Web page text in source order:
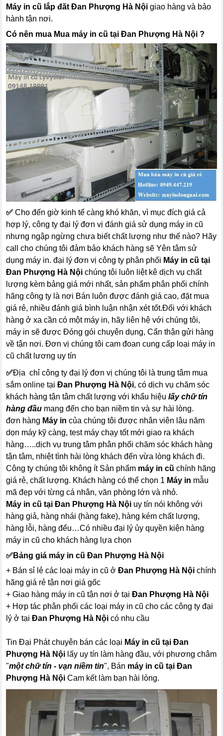
Máy in cũ lắp đăt Đan Phượng Hà Nội giao hàng và bảo
hành tận nơi.
Có nên mua Mua máy in cũ tại Đan Phượng Hà Nội ?
✅ Cho đến giờ kinh tế càng khó khăn, vì mục đích giá cả
hợp lý, công ty đại lý đơn vị đánh giá sử dụng máy in cũ
nhưng ngập ngừng chưa biết chất lượng như thế nào? Hãy
call cho chúng tôi đảm bảo khách hàng sẽ Yên tâm sử
dụng máy in. đại lý đơn vị công ty phân phối Máy in cũ tại
Đan Phượng Hà Nội chúng tôi luôn liệt kê dịch vụ chất
lượng kèm bảng giá mới nhất, sản phẩm phân phối chính
hãng công ty là nơi Bán luôn được đánh giá cao, đặt mua
giá rẻ, nhiều đánh giá bình luận nhận xét tốt.Đối với khách
hàng ở xa cần có một máy in, hãy liên hệ với chúng tôi,
máy in sẽ được Đóng gói chuyên dụng, Cẩn thận gửi hàng
về tận nơi. Đơn vị chúng tôi cam đoan cung cấp loại máy in
cũ chất lương uy tín
✅Địa chỉ công ty đại lý đơn vị chúng tôi là trung tâm mua
sắm online tạiĐan Phượng Hà Nội, có dịch vụ chăm sóc
khách hàng tận tâm chất lượng với khẩu hiệulấy chữ tín
hàng đầu mang đến cho bạn niềm tin và sự hài lòng.
đơn hàng Máy in của chúng tôi được nhân viên lâu năm
dọn máy kỹ càng, test máy chạy tốt mới giao ra khách
hàng…..dịch vụ trung tâm phân phối chăm sóc khách hàng
tận tâm, nhiệt tình hài lòng khách đến vừa lòng khách đi.
Công ty chúng tôi không ít Sản phẩm máy in cũ chính hãng
giá rẻ, chất lượng. Khách hàng có thể chọn 1 Máy in mẫu
mã đẹp với từng cá nhân, văn phòng lớn và nhỏ.
Máy in cũ tại Đan Phượng Hà Nội uy tín nói không với
hàng giả, hàng nhái (hàng fake), hàng kém chất lượng,
hàng lỗi, hàng đểu…Có nhiều đại lý ủy quyền kiện hàng
máy in cũ cho khách hàng lựa chọn
✅Bảng giá máy in cũ Đan Phượng Hà Nội
+ Bán sỉ lẻ các loại máy in cũ ởĐan Phượng Hà Nội chính
hãng giá rẻ tận nơi giá gốc
+ Giao hàng máy in cũ tận nơi ở tạiĐan Phượng Hà Nội
+ Hợp tác phân phối các loại máy in cũ cho các công ty đại
lý ở tạiĐan Phượng Hà Nội có nhu cầu
Tin Đại Phát chuyên bán các loại Máy in cũ tại Đan
Phượng Hà Nội lấy uy tín làm hàng đầu, với phương châm
"một chữ tín - vạn niềm tin", Bán máy in cũ tại Đan
Phượng Hà Nội Cam kết làm bạn hài lòng.